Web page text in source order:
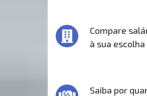
Compare
à sua escolha
Saiba por